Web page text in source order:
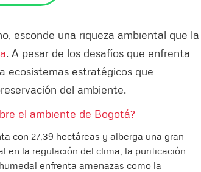
esconde una riqueza ambiental que la
. A pesar de los desafíos que enfrenta
ecosistemas estratégicos que
del ambiente.
el ambiente de Bogotá?
con 27,39 hectáreas y alberga una gran
en la regulación del clima, la purificación
enfrenta amenazas como la